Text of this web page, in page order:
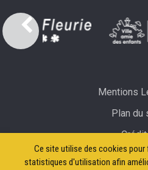
Ce site utilise des cookies
statistiques d'utilisation afin
Mentions
Plan du
Accessibilité: